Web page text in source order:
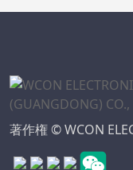
著作権 © WCON